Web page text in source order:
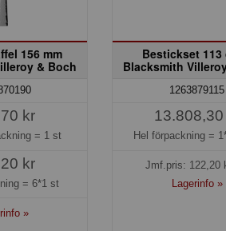
156 mm
& Boch
kr
= 1 st
kr
= 6*1 st
»
Bestickset 113
Blacksmith
1263879115
Hel förpackning =
Jmf.pris: 122,20
Lagerinfo »